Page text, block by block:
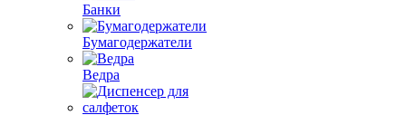
Банки
Бумагодержатели
Ведра